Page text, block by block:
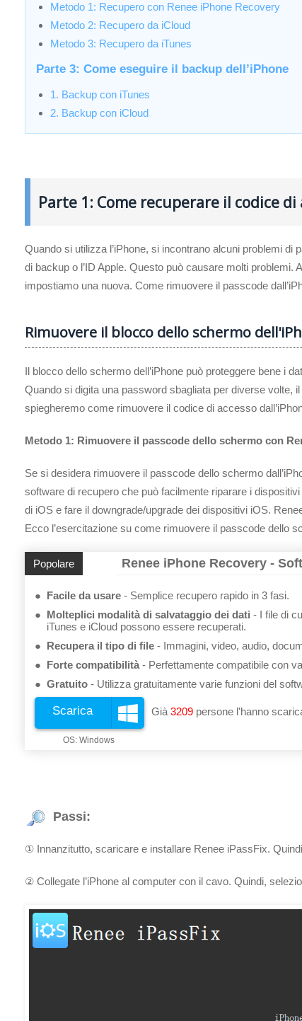
Metodo 1: Recupero con Renee iPhone Recovery
Metodo 2: Recupero da iCloud
Metodo 3: Recupero da iTunes
Parte 3: Come eseguire il backup dell’iPhone
1. Backup con iTunes
2. Backup con iCloud
Parte 1: Come recuperare il codice di
Quando si utilizza l’iPhone, si incontrano alcuni problemi
di backup o l’ID Apple. Questo può causare molti
impostiamo una nuova. Come rimuovere il passcode
Rimuovere il blocco dello schermo
Il blocco dello schermo dell’iPhone può proteggere bene i
Quando si digita una password sbagliata per diverse volte,
spiegheremo come rimuovere il codice di accesso
Metodo 1: Rimuovere il passcode dello schermo con
Se si desidera rimuovere il passcode dello schermo
software di recupero che può facilmente riparare i
di iOS e fare il downgrade/upgrade dei dispositivi iOS.
Ecco l’esercitazione su come rimuovere il passcode dello
Popolare Renee iPhone Recovery -
Facile da usare
Semplice recupero rapido in 3 fasi.
Molteplici modalità di salvataggio dei dati
I file di
iTunes e iCloud possono essere recuperati.
Recupera il tipo di file
Immagini, video, audio,
Forte compatibilità
Perfettamente compatibile con
Gratuito
Utilizza gratuitamente varie funzioni del
Scarica Già3213 persone l'hanno
Passi:
① Innanzitutto, scaricare e installare Renee iPassFix.
② Collegate l’iPhone al computer con il cavo. Quindi,